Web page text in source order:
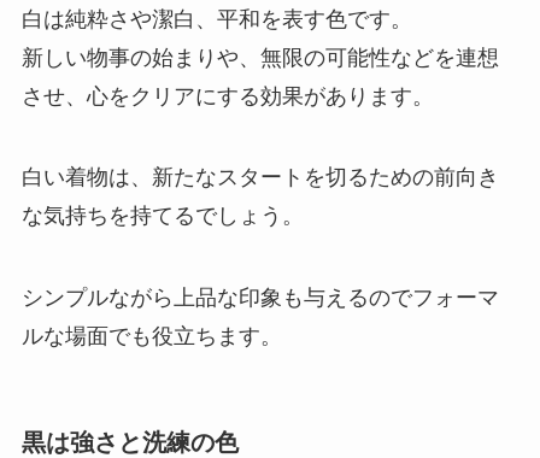
白は純粋さや潔白、平和を表す色です。
新しい物事の始まりや、無限の可能性などを連想
させ、心をクリアにする効果があります。
白い着物は、新たなスタートを切るための前向き
な気持ちを持てるでしょう。
シンプルながら上品な印象も与えるのでフォーマ
ルな場面でも役立ちます。
黒は強さと洗練の色